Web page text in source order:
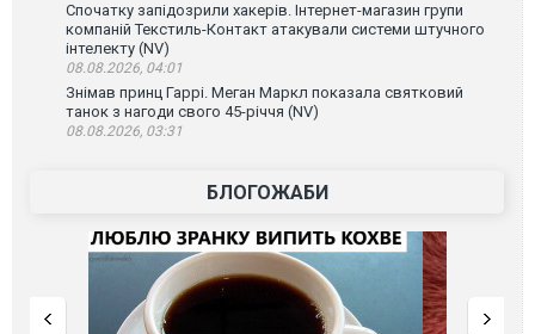
Спочатку запідозрили хакерів. Інтернет-магазин групи
компаній Текстиль-Контакт атакували системи штучного
інтелекту (NV)
08.08.2026, 04:01
Знімав принц Гаррі. Меган Маркл показала святковий
танок з нагоди свого 45-річчя (NV)
08.08.2026, 03:31
БЛОГОЖАБИ